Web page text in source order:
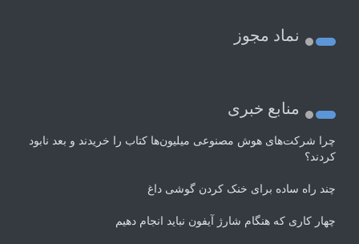
نماد مجوز
منابع خبری
چرا شرکت‌های هوش مصنوعی میلیون‌ها کتاب را خریدند و بعد نابود
کردند؟
چند راه‌ ساده برای خنک کردن گوشی داغ
چهار کاری که هنگام شارژ آیفون نباید انجام دهیم